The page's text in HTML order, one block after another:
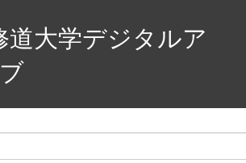
道大学デジタルア